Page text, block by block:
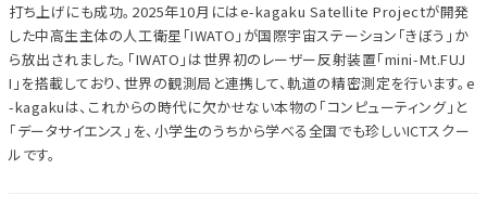
打ち上げにも成功。2025年10月にはe-kagaku Satellite Projectが開発
した中高生主体の人工衛星「IWATO」が国際宇宙ステーション「きぼう」か
ら放出されました。「IWATO」は世界初のレーザー反射装置「mini-Mt.FUJ
I」を搭載しており、世界の観測局と連携して、軌道の精密測定を行います。e
-kagakuは、これからの時代に欠かせない本物の「コンピューティング」と
「データサイエンス」を、小学生のうちから学べる全国でも珍しいICTスクー
ルです。